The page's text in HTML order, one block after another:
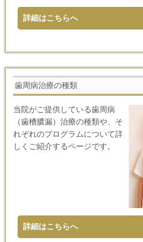
詳細はこちらへ
歯周病治療の種類
当院がご提供している歯周病
（歯槽膿漏）治療の種類や、そ
れぞれのプログラムについて詳
しくご紹介するページです。
詳細はこちらへ